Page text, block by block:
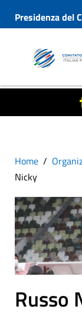
Presidenza del
Home
Nicky
Russo